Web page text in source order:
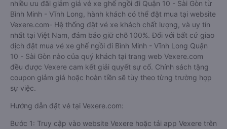
nhiều ưu đãi giảm giá vé xe ghế ngồi đi Quận 10 - Sài Gòn từ
Bình Minh - Vĩnh Long, hành khách có thể đặt mua tại website
Vexere.com- Hệ thống đặt vé xe khách chất lượng, và uy tín
nhất tại Việt Nam, đảm bảo giữ chỗ 100%. Đối với bất cứ giao
dịch đặt mua vé xe ghế ngồi đi Bình Minh - Vĩnh Long Quận
10 - Sài Gòn nào của quý khách tại trang web Vexere.com
đều được Vexere cam kết giải quyết sự cố. Chính sách tặng
coupon giảm giá hoặc hoàn tiền sẽ tùy theo từng trường hợp
sự việc.
Hướng dẫn đặt vé tại Vexere.com:
Bước 1: Truy cập vào website Vexere hoặc tải app Vexere trên